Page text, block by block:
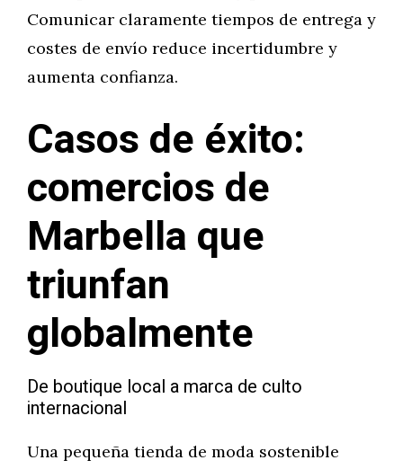
Comunicar claramente tiempos de entrega y
costes de envío reduce incertidumbre y
aumenta confianza.
Casos de éxito:
comercios de
Marbella que
triunfan
globalmente
De boutique local a marca de culto
internacional
Una pequeña tienda de moda sostenible